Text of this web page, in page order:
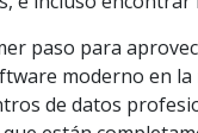
paso para
moderno en
de datos